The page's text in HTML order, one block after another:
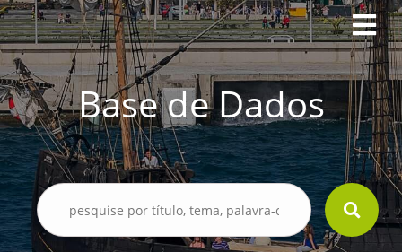
Base de Dados